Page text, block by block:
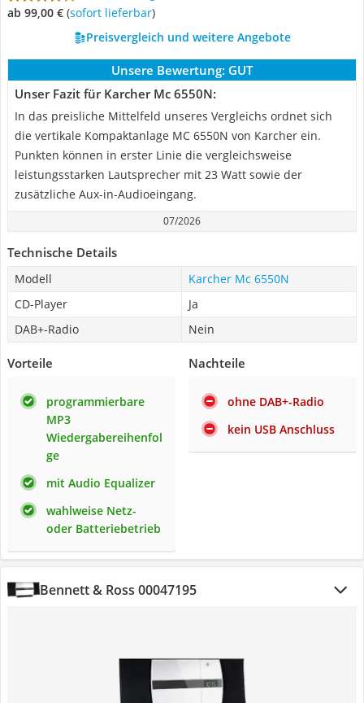
ab 99,00 € ( Sofort lieferbar)
Preisvergleich und weitere Angebote
Unsere Bewertung: GUT
Unser Fazit für Karcher Mc 6550N:
In das preisliche Mittelfeld unseres Vergleichs ordnet sich
die vertikale Kompaktanlage MC 6550N von Karcher ein.
Punkten können in erster Linie die vergleichsweise
leistungsstarken Lautsprecher mit 23 Watt sowie der
zusätzliche Aux-in-Audioeingang.
07/2026
Technische Details
Modell
Karcher Mc 6550N
CD-Player
Ja
DAB+-Radio
Nein
Vorteile
programmierbare
MP3
Wiedergabereihenfol
ge
mit Audio Equalizer
wahlweise Netz-
oder Batteriebetrieb
Nachteile
ohne DAB+-Radio
kein USB Anschluss
Bennett & Ross 00047195